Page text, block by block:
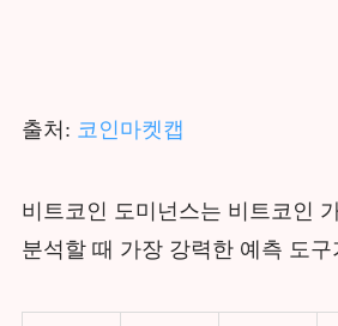
출처: 코인마켓캡
비트코인 도미넌스는 비트코인
분석할 때 가장 강력한 예측 도구